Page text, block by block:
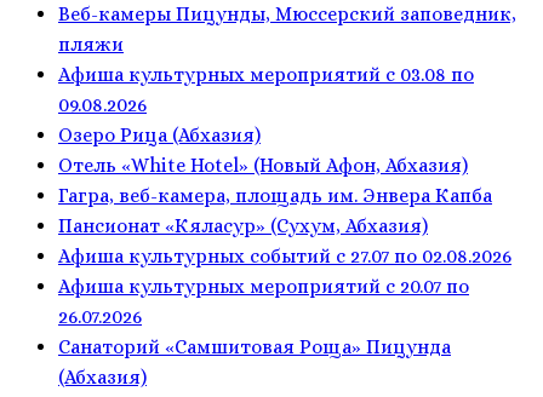
Веб-камеры Пицунды, Мюссерский заповедник,
пляжи
Афиша культурных мероприятий с 03.08 по
09.08.2026
Озеро Рица (Абхазия)
Отель «White Hotel» (Новый Афон, Абхазия)
Гагра, веб-камера, площадь им. Энвера Капба
Пансионат «Кяласур» (Сухум, Абхазия)
Афиша культурных событий с 27.07 по 02.08.2026
Афиша культурных мероприятий с 20.07 по
26.07.2026
Санаторий «Самшитовая Роща» Пицунда
(Абхазия)